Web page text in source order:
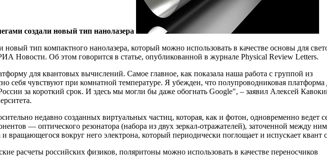
создали новый тип нанолазера
тип компактного нанолазера, который можно использовать в качестве основы для
Новости. Об этом говорится в статье, опубликованной в журнале Physical Review Letters.
для квантовых вычислений. Самое главное, как показала наша работа с группой из
себя чувствуют при комнатной температуре. Я убежден, что полупроводниковая платформа
за короткий срок. И здесь мы могли бы даже обогнать Google", – заявил Алексей
недавно созданных виртуальных частиц, которая, как и фотон, одновременно ведет
— оптического резонатора (набора из двух зеркал-отражателей), заточенной между
вращающегося вокруг него электрона, который периодически поглощает и испускает квант
расчеты российских физиков, поляритоны можно использовать в качестве переносчиков